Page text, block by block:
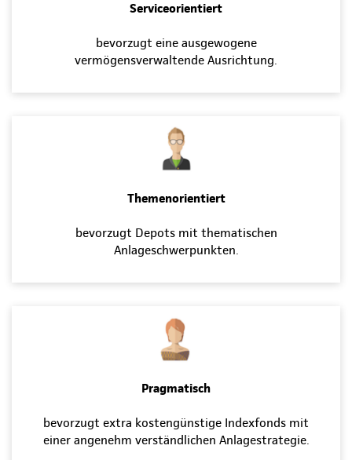
Serviceorientiert
bevorzugt eine ausgewogene
vermögensverwaltende Ausrichtung.
Themenorientiert
bevorzugt Depots mit thematischen
Anlageschwerpunkten.
Pragmatisch
bevorzugt extra kostengünstige Indexfonds mit
einer angenehm verständlichen Anlagestrategie.